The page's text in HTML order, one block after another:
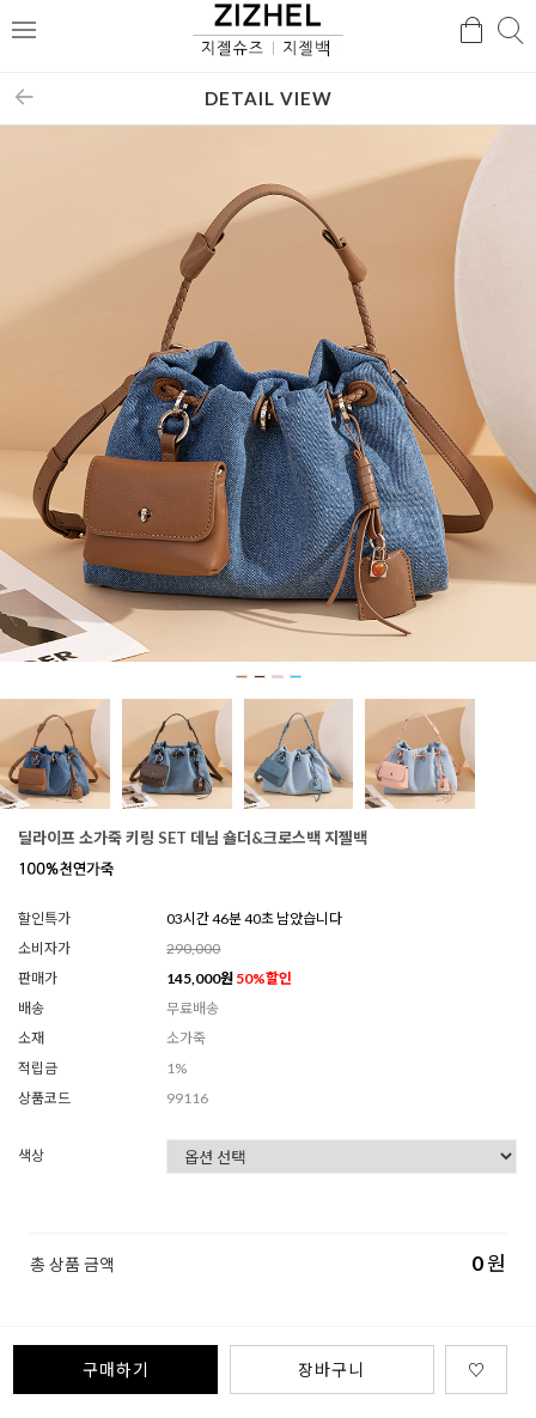
메
검
DETAIL VIEW
딜라이프 소가죽 키링 SET 데님 숄더&크로스백 지젤백
할인특가
03시간 46분 36초 남았습니다
소비자가
290,000
판매가
145,000원 50%할인
배송
무료배송
소재
소가죽
적립금
1%
상품코드
99116
색상
총 상품 금액 0원
구매하기 장바구니 ♡